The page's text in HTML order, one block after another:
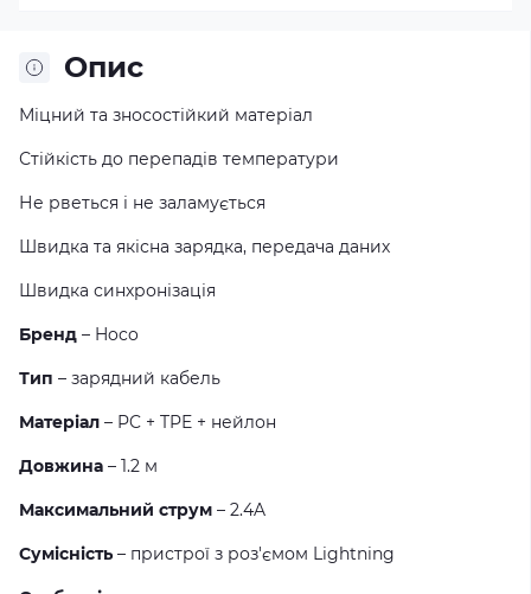
Опис
Міцний та зносостійкий матеріал
Стійкість до перепадів температури
Не рветься і не заламується
Швидка та якісна зарядка, передача даних
Швидка синхронізація
Бренд – Hoco
Тип – зарядний кабель
Матеріал – PC + TPE + нейлон
Довжина – 1.2 м
Максимальний струм – 2.4A
Сумісність – пристрої з роз'ємом Lightning